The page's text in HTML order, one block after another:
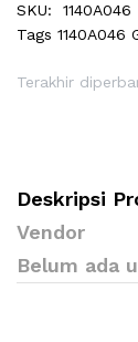
SKU:
1140A046
Tags 1140A046
Terakhir
Deskripsi
Vendor
Belum ada